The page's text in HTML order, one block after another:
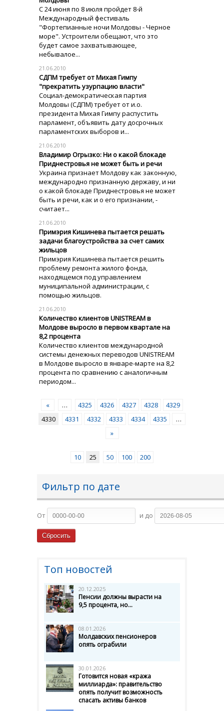
С 24 июня по 8 июля пройдет 8-й
Международный фестиваль
"Фортепианные ночи Молдовы - Черное
море". Устроители обещают, что это
будет самое захватывающее,
небывалое...
21.06.2010
СДПМ требует от Михая Гимпу
"прекратить узурпацию власти"
Социал-демократическая партия
Молдовы (СДПМ) требует от и.о.
президента Михая Гимпу распустить
парламент, объявить дату досрочных
парламентских выборов и...
21.06.2010
Владимир Огрызко: Ни о какой блокаде
Приднестровья не может быть и речи
Украина признает Молдову как законную,
международно признанную державу, и ни
о какой блокаде Приднестровья не может
быть и речи, как и о его признании, -
считает...
21.06.2010
Примэрия Кишинева пытается решать
задачи благоустройства за счет самих
жильцов
Примэрия Кишинева пытается решить
проблему ремонта жилого фонда,
находящемся под управлением
муниципальной администрации, с
помощью жильцов.
21.06.2010
Количество клиентов UNISTREAM в
Молдове выросло в первом квартале на
8,2 процента
Количество клиентов международной
системы денежных переводов UNISTREAM
в Молдове выросло в январе-марте на 8,2
процента по сравнению с аналогичным
периодом...
« … 4325 4326 4327 4328
4329
4330
4331 4332 4333 4334 4335
…
»
10 25 50 100 200
Фильтр по дате
От и до
Топ новостей
20.12.2025
Пенсии должны вырасти на
9,5 процента, но...
08.01.2026
Молдавских пенсионеров
опять ограбили
30.01.2026
Готовится новая «кража
миллиарда»: правительство
опять получит возможность
спасать активы банков